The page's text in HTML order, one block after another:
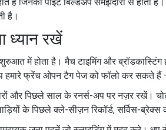
है।
रखें
में होता है। मैच टाइमिंग और
हमारे फ्रेंच ओपन टैग पेज को फॉलो कर सकते हैं
और पिछले साल के रनर्स-अप पर नज़र रखें।
के पिछले क्ले-सीज़न रिकॉर्ड, सर्विस-